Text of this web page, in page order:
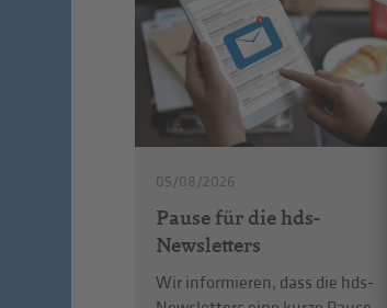
05/08/2026
Pause für die hds-
Newsletters
Wir informieren, dass die hds-